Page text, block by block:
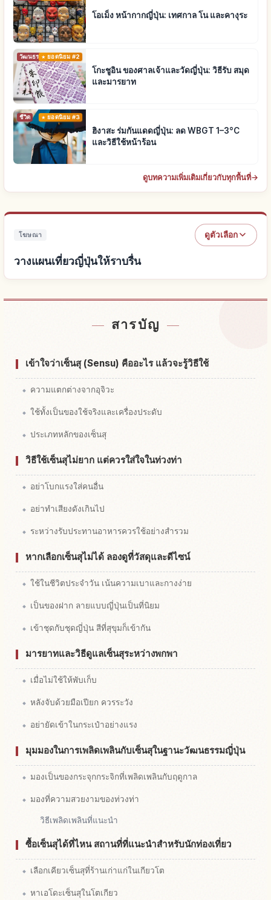
โอเม็ง หน้ากากญี่ปุ่น: เทศกาล โน และคางุระ
วัฒนธรรมดั้งเดิมยอดนิยม #2
โกะชูอิน ของศาลเจ้าและวัดญี่ปุ่น: วิธีรับ สมุด
และมารยาท
ชีวิต ยอดนิยม #3
ฮิงาสะ ร่มกันแดดญี่ปุ่น: ลด WBGT 1–3°C
และวิธีใช้หน้าร้อน
ดูบทความเพิ่มเติมเกี่ยวกับทุกพื้นที่→
โฆษณา ดูตัวเลือก
วางแผนเที่ยวญี่ปุ่นให้ราบรื่น
สารบัญ
เข้าใจว่าเซ็นสุ (Sensu) คืออะไร แล้วจะรู้วิธีใช้
ความแตกต่างจากอุจิวะ
ใช้ทั้งเป็นของใช้จริงและเครื่องประดับ
ประเภทหลักของเซ็นสุ
วิธีใช้เซ็นสุไม่ยาก แต่ควรใส่ใจในท่วงท่า
อย่าโบกแรงใส่คนอื่น
อย่าทำเสียงดังเกินไป
ระหว่างรับประทานอาหารควรใช้อย่างสำรวม
หากเลือกเซ็นสุไม่ได้ ลองดูที่วัสดุและดีไซน์
ใช้ในชีวิตประจำวัน เน้นความเบาและกางง่าย
เป็นของฝาก ลายแบบญี่ปุ่นเป็นที่นิยม
เข้าชุดกับชุดญี่ปุ่น สีที่สุขุมก็เข้ากัน
มารยาทและวิธีดูแลเซ็นสุระหว่างพกพา
เมื่อไม่ใช้ให้พับเก็บ
หลังจับด้วยมือเปียก ควรระวัง
อย่ายัดเข้าในกระเป๋าอย่างแรง
มุมมองในการเพลิดเพลินกับเซ็นสุในฐานะวัฒนธรรมญี่ปุ่น
มองเป็นของกระจุกกระจิกที่เพลิดเพลินกับฤดูกาล
มองที่ความสวยงามของท่วงท่า
วิธีเพลิดเพลินที่แนะนำ
ซื้อเซ็นสุได้ที่ไหน สถานที่ที่แนะนำสำหรับนักท่องเที่ยว
เลือกเคียวเซ็นสุที่ร้านเก่าแก่ในเกียวโต
หาเอโดะเซ็นสุในโตเกียว